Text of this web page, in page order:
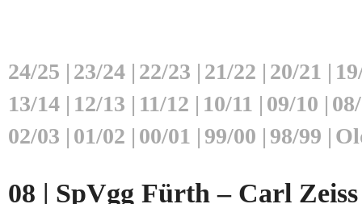
24/25 | 23/24 | 22/23 | 21/22 | 20/21 |
13/14 | 12/13 | 11/12 | 10/11 | 09/10 |
02/03 | 01/02 | 00/01 | 99/00 | 98/99 |
08 | SpVgg Fürth – Carl